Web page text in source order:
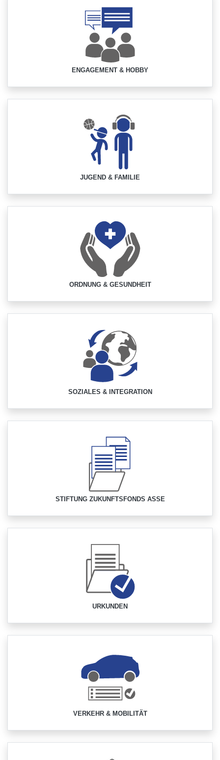
ENGAGEMENT & HOBBY
JUGEND & FAMILIE
ORDNUNG & GESUNDHEIT
SOZIALES & INTEGRATION
STIFTUNG ZUKUNFTSFONDS ASSE
URKUNDEN
VERKEHR & MOBILITÄT